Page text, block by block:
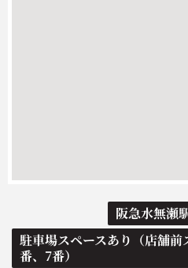
阪急水無瀬
駐車場スペースあり（店舗
番、7番）